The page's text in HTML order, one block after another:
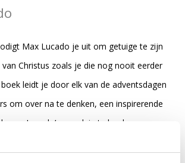
Max Lucado je uit om getuige te zijn
Christus zoals je die nog nooit eerder
leidt je door elk van de adventsdagen
om over na te denken, een inspirerende
van Lucado’s populairste boeken en een
de boodschap van de dag toe te